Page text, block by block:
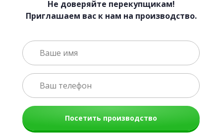
Не доверяйте перекупщикам!
Приглашаем вас к нам на производство.
Посетить производство